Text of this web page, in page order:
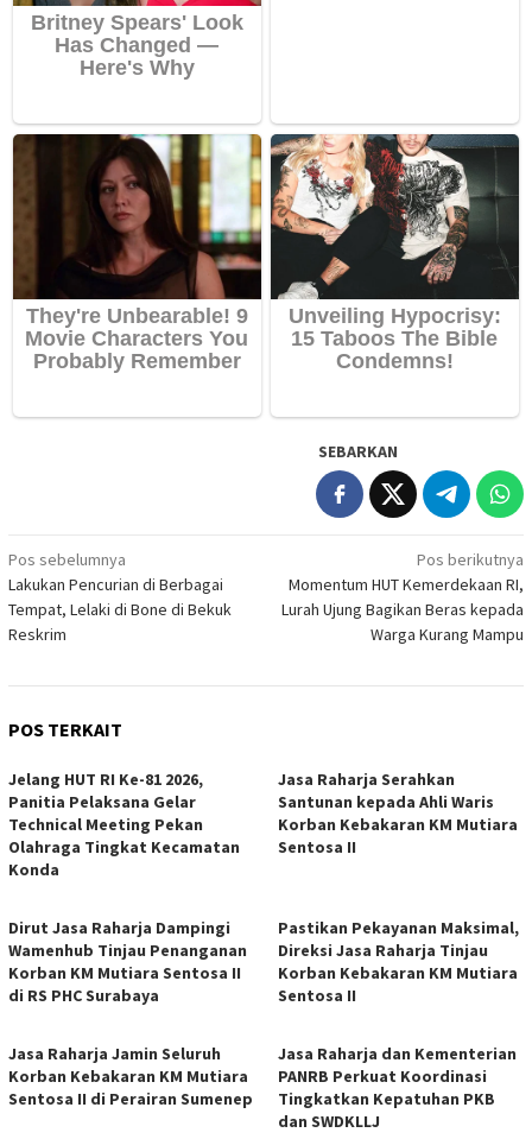
SEBARKAN
Navigasi
pos
Pos sebelumnya
Lakukan Pencurian di Berbagai
Tempat, Lelaki di Bone di Bekuk
Reskrim
Pos berikutnya
Momentum HUT Kemerdekaan RI,
Lurah Ujung Bagikan Beras kepada
Warga Kurang Mampu
POS TERKAIT
Jelang HUT RI Ke-81 2026,
Panitia Pelaksana Gelar
Technical Meeting Pekan
Olahraga Tingkat Kecamatan
Konda
Jasa Raharja Serahkan
Santunan kepada Ahli Waris
Korban Kebakaran KM Mutiara
Sentosa II
Dirut Jasa Raharja Dampingi
Wamenhub Tinjau Penanganan
Korban KM Mutiara Sentosa II
di RS PHC Surabaya
Pastikan Pekayanan Maksimal,
Direksi Jasa Raharja Tinjau
Korban Kebakaran KM Mutiara
Sentosa II
Jasa Raharja Jamin Seluruh
Korban Kebakaran KM Mutiara
Sentosa II di Perairan Sumenep
Jasa Raharja dan Kementerian
PANRB Perkuat Koordinasi
Tingkatkan Kepatuhan PKB
dan SWDKLLJ